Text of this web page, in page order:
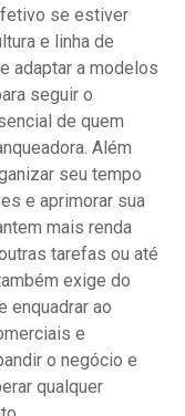
se estiver
e linha de
adaptar a modelos
seguir o
de quem
Além
seu tempo
e aprimorar sua
mais renda
tarefas ou até
exige do
enquadrar ao
e
o negócio e
qualquer